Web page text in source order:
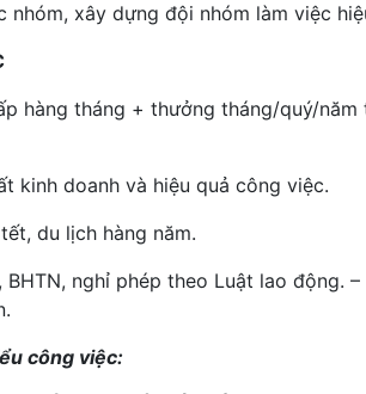
nhóm, xây dựng đội nhóm làm việc
hàng tháng + thưởng tháng/quý/
kinh doanh và hiệu quả công việc.
du lịch hàng năm.
BHTN, nghỉ phép theo Luật lao động.
công việc: